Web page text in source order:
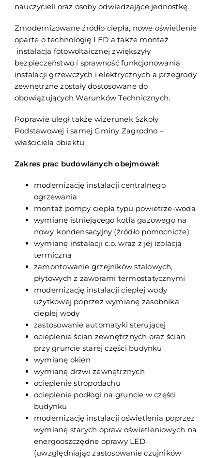
nauczycieli oraz osoby odwiedzające jednostkę.
Zmodernizowane źródło ciepła, nowe oświetlenie
oparte o technologię LED a także montaż
instalacja fotowoltaicznej zwiększyły
bezpieczeństwo i sprawność funkcjonowania
instalacji grzewczych i elektrycznych a przegrody
zewnętrzne zostały dostosowane do
obowiązujących Warunków Technicznych.
Poprawie uległ także wizerunek Szkoły
Podstawowej i samej Gminy Zagrodno –
właściciela obiektu.
Zakres prac budowlanych obejmował:
modernizację instalacji centralnego
ogrzewania
montaż pompy ciepła typu powietrze-woda
wymianę istniejącego kotła gazowego na
nowy, kondensacyjny (źródło pomocnicze)
wymianę instalacji c.o. wraz z jej izolacją
termiczną
zamontowanie grzejników stalowych,
płytowych z zaworami termostatycznymi
modernizację instalacji ciepłej wody
użytkowej poprzez wymianę zasobnika
ciepłej wody
zastosowanie automatyki sterującej
ocieplenie ścian zewnętrznych oraz ścian
przy gruncie starej części budynku
wymianę okien
wymianę drzwi zewnętrznych
ocieplenie stropodachu
ocieplenie podłogi na gruncie w części
budynku
modernizację instalacji oświetlenia poprzez
wymianę starych opraw oświetleniowych na
energooszczędne oprawy LED
(uwzględniając zastosowanie czujników